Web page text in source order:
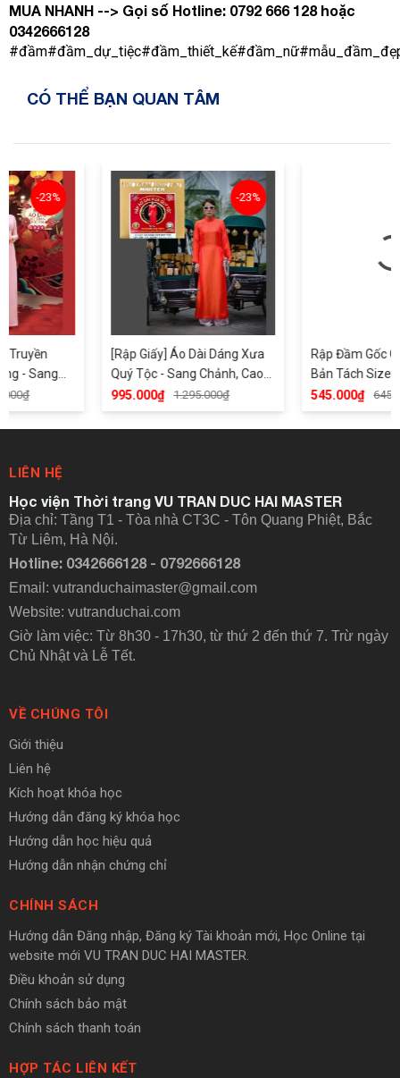
MUA NHANH --> Gọi số Hotline: 0792 666 128 hoặc
0342666128
CÓ THỂ BẠN QUAN TÂM
-23%
[Rập Giấy] Áo Dài Dáng Xưa
Quý Tộc - Sang Chảnh, Cao
Cấp, Phom Chuẩn - AD2401
995.000₫ 1.295.000₫
Rập Đầm Gốc Chuẩn
Bản Tách Size ( 3 size
Model: D2399-Phiên
biệt D2399
545.000₫ 645.000₫
LIÊN HỆ
Học viện Thời trang VU TRAN DUC HAI MASTER
Địa chỉ: Tầng T1 - Tòa nhà CT3C - Tôn Quang Phiệt, Bắc
Từ Liêm, Hà Nội.
Hotline: 0342666128 - 0792666128
Email: vutranduchaimaster@gmail.com
Website: vutranduchai.com
Giờ làm việc: Từ 8h30 - 17h30, từ thứ 2 đến thứ 7. Trừ ngày
Chủ Nhật và Lễ Tết.
VỀ CHÚNG TÔI
Giới thiệu
Liên hệ
Kích hoạt khóa học
Hướng dẫn đăng ký khóa học
Hướng dẫn học hiệu quả
Hướng dẫn nhận chứng chỉ
CHÍNH SÁCH
Hướng dẫn Đăng nhập, Đăng ký Tài khoản mới, Học Online tại
website mới VU TRAN DUC HAI MASTER.
Điều khoản sử dụng
Chính sách bảo mật
Chính sách thanh toán
HỢP TÁC LIÊN KẾT